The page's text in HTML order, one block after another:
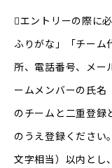
エントリーの際に
ふりがな」「チーム
所、電話番号、メー
ームメンバーの氏名
のチームと二重登録
のうえ登録ください
文字相当）以内とし